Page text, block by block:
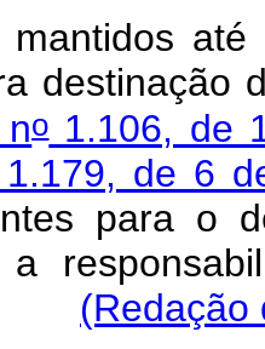
até
no1.106, de
1.179, de 6
para o
(Redação